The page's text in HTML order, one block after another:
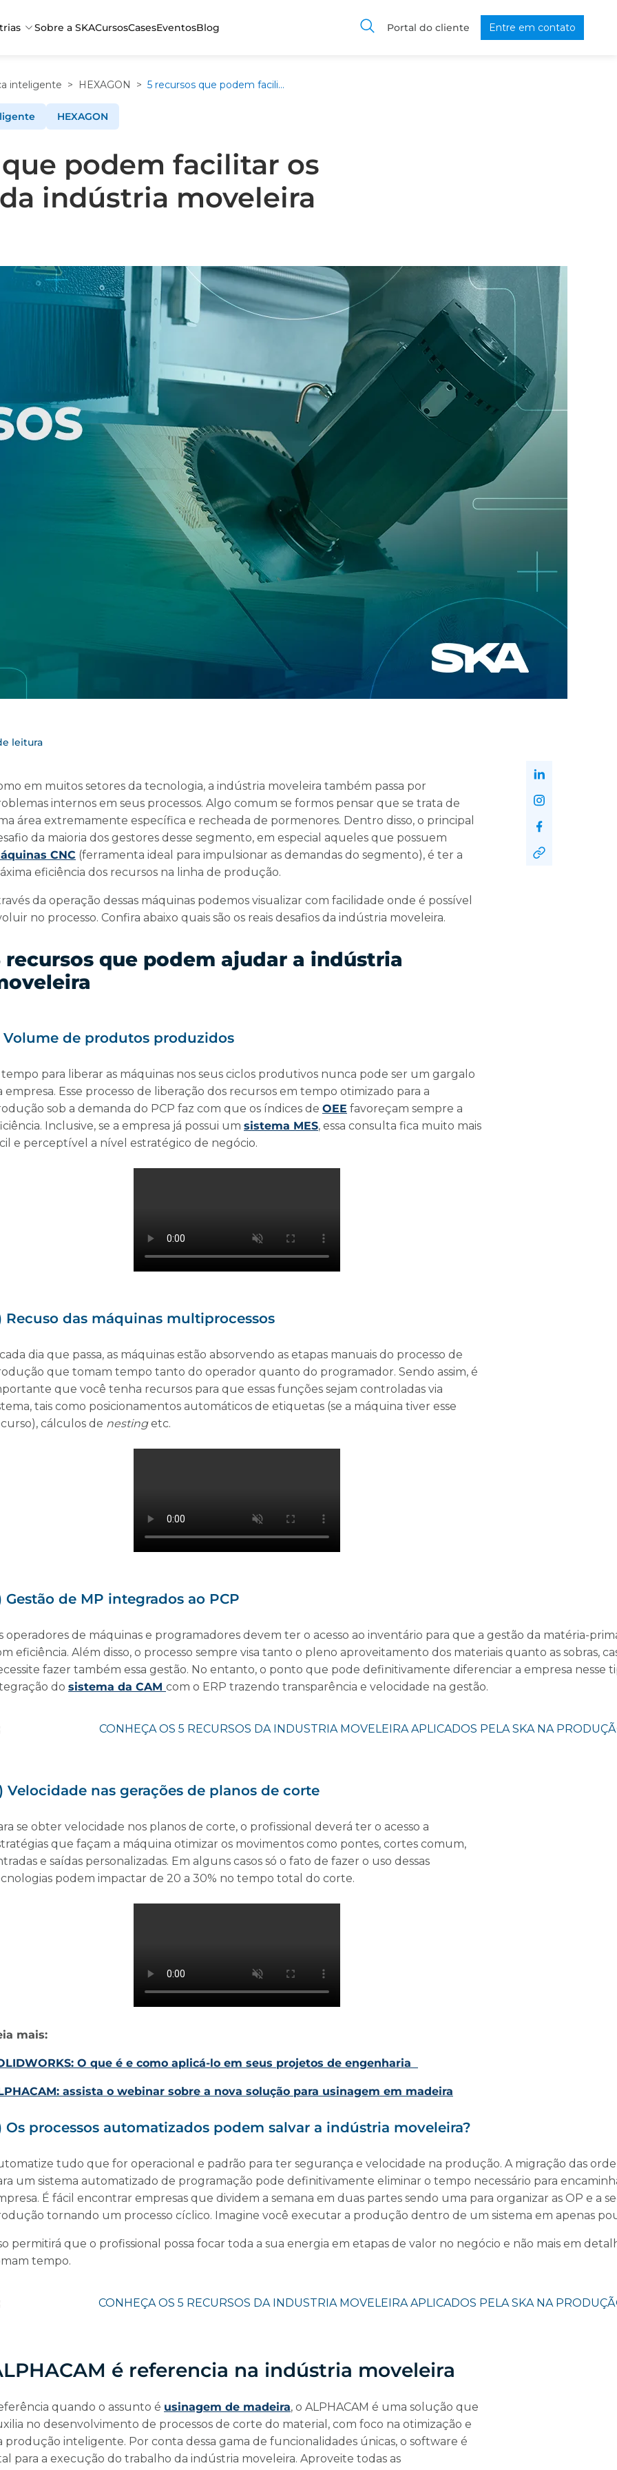
Sobre a SKACursosCasesEventosBlog Portal do cliente Entre em contato
inteligente > HEXAGON > 5 recursos que podem facilitar os processos da indústria moveleira
HEXAGON
podem facilitar os
indústria moveleira
leitura
em muitos setores da tecnologia, a indústria moveleira também passa por
internos em seus processos. Algo comum se formos pensar que se trata de
área extremamente específica e recheada de pormenores. Dentro disso, o principal
da maioria dos gestores desse segmento, em especial aqueles que possuem
CNC (ferramenta ideal para impulsionar as demandas do segmento), é ter a
eficiência dos recursos na linha de produção.
da operação dessas máquinas podemos visualizar com facilidade onde é possível
no processo. Confira abaixo quais são os reais desafios da indústria moveleira.
recursos que podem ajudar a indústria
Volume de produtos produzidos
tempo para liberar as máquinas nos seus ciclos produtivos nunca pode ser um gargalo
empresa. Esse processo de liberação dos recursos em tempo otimizado para a
sob a demanda do PCP faz com que os índices de OEE favoreçam sempre a
Inclusive, se a empresa já possui um sistema MES, essa consulta fica muito mais
e perceptível a nível estratégico de negócio.
Recuso das máquinas multiprocessos
dia que passa, as máquinas estão absorvendo as etapas manuais do processo de
que tomam tempo tanto do operador quanto do programador. Sendo assim, é
que você tenha recursos para que essas funções sejam controladas via
tais como posicionamentos automáticos de etiquetas (se a máquina tiver esse
cálculos de nestingetc.
Gestão de MP integrados ao PCP
operadores de máquinas e programadores devem ter o acesso ao inventário para que a gestão da matéria-
eficiência. Além disso, o processo sempre visa tanto o pleno aproveitamento dos materiais quanto as sobras,
fazer também essa gestão. No entanto, o ponto que pode definitivamente diferenciar a empresa nesse
do sistema da CAM com o ERP trazendo transparência e velocidade na gestão.
Velocidade nas gerações de planos de corte
se obter velocidade nos planos de corte, o profissional deverá ter o acesso a
que façam a máquina otimizar os movimentos como pontes, cortes comum,
e saídas personalizadas. Em alguns casos só o fato de fazer o uso dessas
podem impactar de 20 a 30% no tempo total do corte.
mais:
O que é e como aplicá-lo em seus projetos de engenharia
assista o webinar sobre a nova solução para usinagem em madeira
Os processos automatizados podem salvar a indústria moveleira?
tudo que for operacional e padrão para ter segurança e velocidade na produção. A migração das
um sistema automatizado de programação pode definitivamente eliminar o tempo necessário para
É fácil encontrar empresas que dividem a semana em duas partes sendo uma para organizar as OP e a
tornando um processo cíclico. Imagine você executar a produção dentro de um sistema em apenas
permitirá que o profissional possa focar toda a sua energia em etapas de valor no negócio e não mais em
tempo.
é referencia na indústria moveleira
quando o assunto é usinagem de madeira, o ALPHACAM é uma solução que
no desenvolvimento de processos de corte do material, com foco na otimização e
produção inteligente. Por conta dessa gama de funcionalidades únicas, o software é
para a execução do trabalho da indústria moveleira. Aproveite todas as